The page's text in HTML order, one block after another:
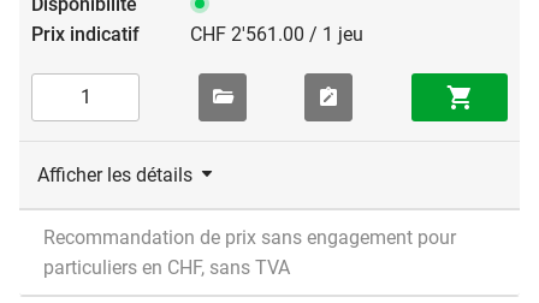
CHF 2'561.00 / 1 jeu
Afficher les détails
Recommandation de prix sans engagement pour
particuliers en CHF, sans TVA